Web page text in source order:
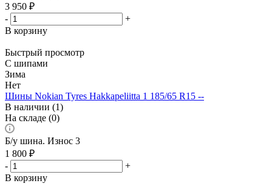
3 950 ₽
-
+
В корзину
Быстрый просмотр
С шипами
Зима
Нет
Шины Nokian Tyres Hakkapeliitta 1 185/65 R15 --
В наличии (1)
На складе (0)
Б/у шина. Износ 3
1 800 ₽
-
+
В корзину